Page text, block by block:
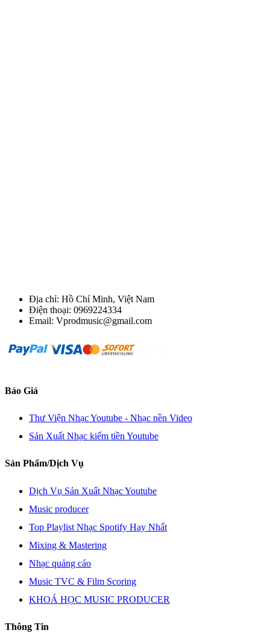
Địa chỉ: Hồ Chí Minh, Việt Nam
Điện thoại: 0969224334
Email: Vprodmusic@gmail.com
Báo Giá
Thư Viện Nhạc Youtube - Nhạc nền Video
Sản Xuất Nhạc kiếm tiền Youtube
Sản Phẩm/Dịch Vụ
Dịch Vụ Sản Xuất Nhạc Youtube
Music producer
Top Playlist Nhạc Spotify Hay Nhất
Mixing & Mastering
Nhạc quảng cáo
Music TVC & Film Scoring
KHOÁ HỌC MUSIC PRODUCER
Thông Tin